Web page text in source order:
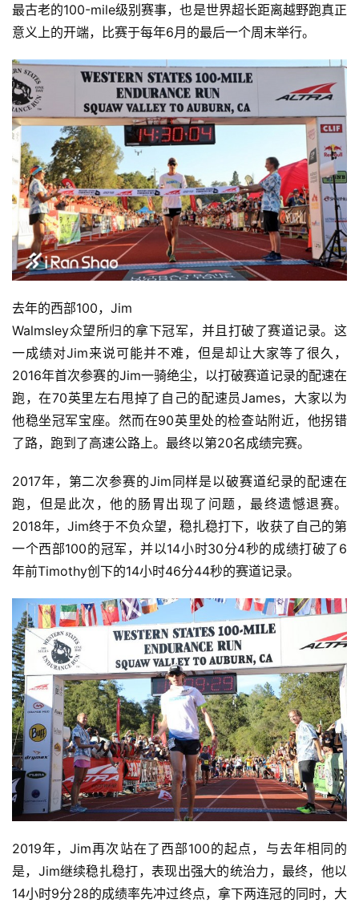
比
赛
观
察
装
备
训
视
频
最古老的100-mile级别赛事，也是世界超长距离越野跑真正
意义上的开端，比赛于每年6月的最后一个周末举行。
去年的西部100，Jim
Walmsley众望所归的拿下冠军，并且打破了赛道记录。这
一成绩对Jim来说可能并不难，但是却让大家等了很久，
2016年首次参赛的Jim一骑绝尘，以打破赛道记录的配速在
跑，在70英里左右甩掉了自己的配速员James，大家以为
他稳坐冠军宝座。然而在90英里处的检查站附近，他拐错
了路，跑到了高速公路上。最终以第20名成绩完赛。
2017年，第二次参赛的Jim同样是以破赛道纪录的配速在
跑，但是此次，他的肠胃出现了问题，最终遗憾退赛。
2018年，Jim终于不负众望，稳扎稳打下，收获了自己的第
一个西部100的冠军，并以14小时30分4秒的成绩打破了6
年前Timothy创下的14小时46分44秒的赛道记录。
2019年，Jim再次站在了西部100的起点，与去年相同的
是，Jim继续稳扎稳打，表现出强大的统治力，最终，他以
14小时9分28的成绩率先冲过终点，拿下两连冠的同时，大